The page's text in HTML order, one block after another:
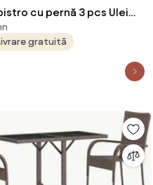
cu pernă 3 pcs Ulei
Solid de Acacia
gratuită